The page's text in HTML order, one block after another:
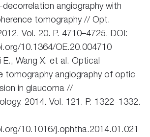
decorrelation angiography with
tomography // Opt.
Vol. 20. P. 4710–4725. DOI:
10.1364/OE.20.004710
E., Wang X. et al. Optical
tomography angiography of optic
in glaucoma //
2014. Vol. 121. P. 1322–1332.
10.1016/j.ophtha.2014.01.021